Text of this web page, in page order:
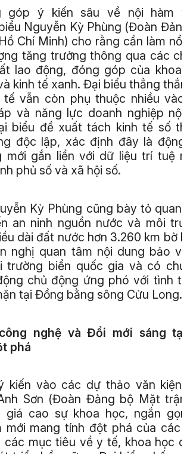
góp ý kiến sâu về nội hàm
Nguyễn Kỳ Phùng (Đoàn
Chí Minh) cho rằng cần làm
tăng trưởng thông qua các
lao động, đóng góp của khoa
kinh tế xanh. Đại biểu thẳng
tế vẫn còn phụ thuộc nhiều
và năng lực doanh nghiệp
biểu đề xuất tách kinh tế số
độc lập, xác định đây là
mới gắn liền với dữ liệu trí tuệ
phủ số và xã hội số.
Kỳ Phùng cũng bày tỏ quan
an ninh nguồn nước và môi
dài đất nước hơn 3.260 km bờ
nghị quan tâm nội dung bảo
trường biển quốc gia và có
chủ động ứng phó với tình
tại Đồng bằng sông Cửu Long.
nghệ và Đổi mới sáng
phá
kiến vào các dự thảo văn
Sơn (Đoàn Đảng bộ Mặt
giá cao sự khoa học, ngắn
mới mang tính đột phá của các
các mục tiêu về y tế, khoa học